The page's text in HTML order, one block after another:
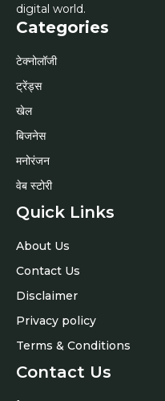
digital world.
Categories
टेक्नोलॉजी
ट्रेंड्स
खेल
बिजनेस
मनोरंजन
वेब स्टोरी
Quick Links
About Us
Contact Us
Disclaimer
Privacy policy
Terms & Conditions
Contact Us